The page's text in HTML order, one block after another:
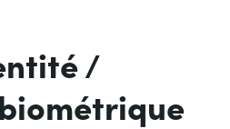
Accessibilité
PARTICIPEZ
(OUVERTURE DANS UN NOUVEL
/